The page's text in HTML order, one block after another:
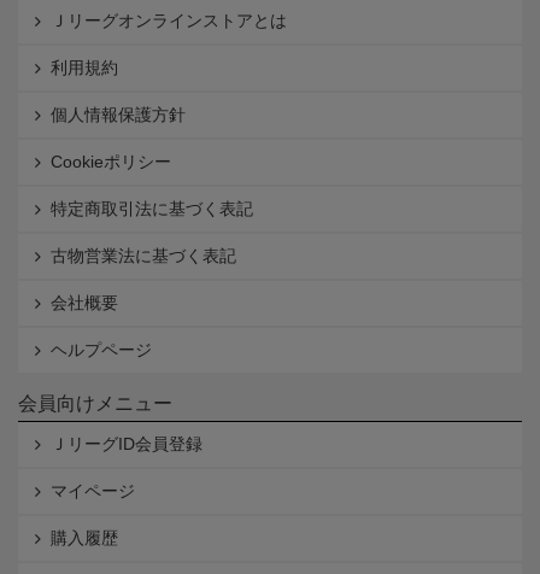
Ｊリーグオンラインストアとは
利用規約
個人情報保護方針
Cookieポリシー
特定商取引法に基づく表記
古物営業法に基づく表記
会社概要
ヘルプページ
会員向けメニュー
ＪリーグID会員登録
マイページ
購入履歴